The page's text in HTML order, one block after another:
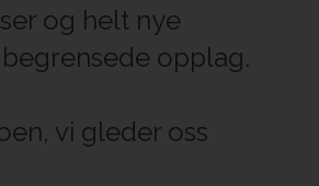
og helt nye
opplag.
vi gleder oss